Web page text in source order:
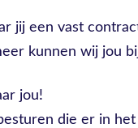
jij een vast
kunnen wij jou
jou!
die er in